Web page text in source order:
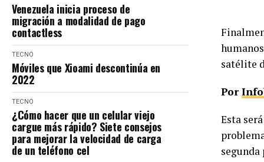
Venezuela inicia proceso de
migración a modalidad de pago
contactless
TECNO
Móviles que Xioami descontinúa en
2022
TECNO
¿Cómo hacer que un celular viejo
cargue más rápido? Siete consejos
para mejorar la velocidad de carga
de un teléfono cel
satélite
Por
Esta
segunda